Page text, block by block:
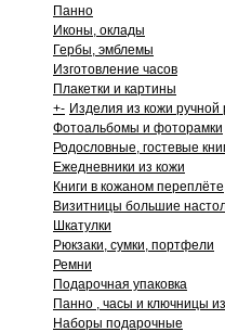
Панно
Иконы, оклады
Гербы, эмблемы
Изготовление часов
Плакетки и картины
+- Изделия из кожи ручной
Фотоальбомы и фоторамки
Родословные, гостевые
Ежедневники из кожи
Книги в кожаном переплёте
Визитницы большие
Шкатулки
Рюкзаки, сумки, портфели
Ремни
Подарочная упаковка
Панно , часы и ключницы
Наборы подарочные